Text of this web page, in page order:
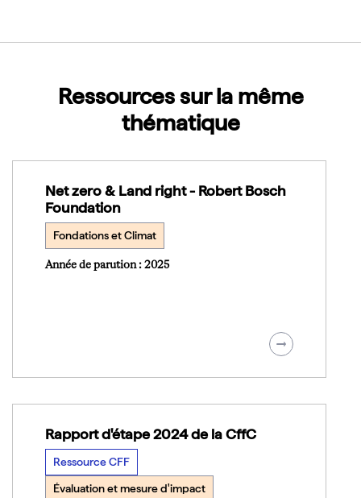
Ressources sur la même
thématique
Net zero & Land right - Robert Bosch
Foundation
Fondations et Climat
Année de parution : 2025
Rapport d'étape 2024 de la CffC
Ressource CFF
Évaluation et mesure d'impact